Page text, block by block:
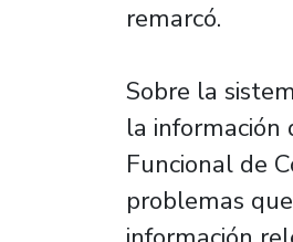
remarcó.
Sobre la
la información
Funcional de
problemas